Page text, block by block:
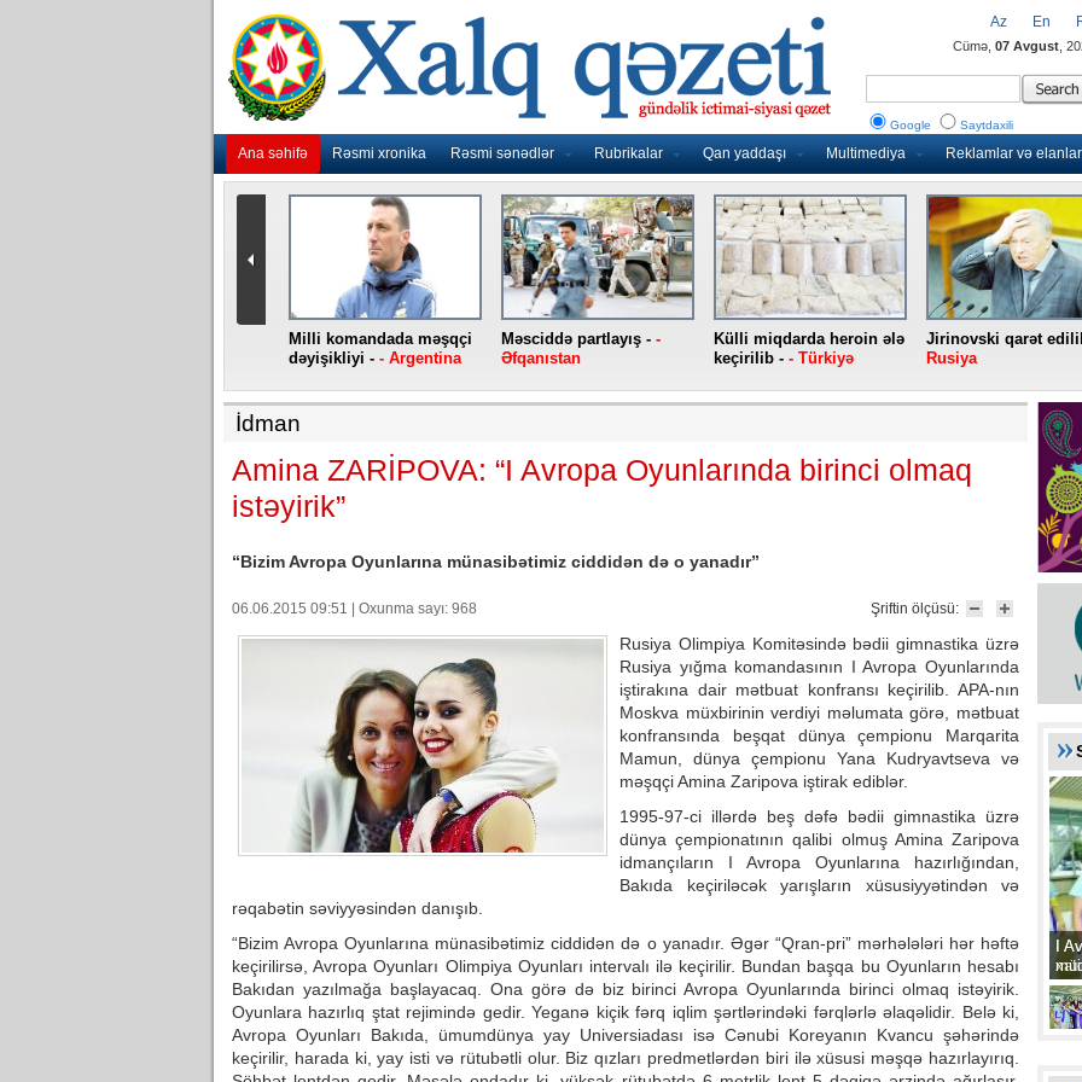
Ana səhifə Rəsmi xronika Rəsmi sənədlər Rubrikalar Qan yaddaşı Multimediya Reklamlar və elanlar
Az En
Cümə, 07 Avgust ,
Google Saytdaxili
Milli komandada məşqçi
dəyişikliyi - - Argentina
Məsciddə partlayış - -
Əfqanıstan
Külli miqdarda heroin ələ
keçirilib - - Türkiyə
Jirinovski qarət
Rusiya
İdman
Amina ZARİPOVA: “I Avropa Oyunlarında birinci olmaq
istəyirik”
“Bizim Avropa Oyunlarına münasibətimiz ciddidən də o yanadır”
Şriftin ölçüsü:
06.06.2015 09:51 | Oxunma sayı: 968
Rusiya Olimpiya Komitəsində bədii gimnastika üzrə
Rusiya yığma komandasının I Avropa Oyunlarında
iştirakına dair mətbuat konfransı keçirilib. APA-nın
Moskva müxbirinin verdiyi məlumata görə, mətbuat
konfransında beşqat dünya çempionu Marqarita
Mamun, dünya çempionu Yana Kudryavtseva və
məşqçi Amina Zaripova iştirak ediblər.
1995-97-ci illərdə beş dəfə bədii gimnastika üzrə
dünya çempionatının qalibi olmuş Amina Zaripova
idmançıların I Avropa Oyunlarına hazırlığından,
Bakıda keçiriləcək yarışların xüsusiyyətindən və
rəqabətin səviyyəsindən danışıb.
“Bizim Avropa Oyunlarına münasibətimiz ciddidən də o yanadır. Əgər “Qran-pri” mərhələləri hər həftə
keçirilirsə, Avropa Oyunları Olimpiya Oyunları intervalı ilə keçirilir. Bundan başqa bu Oyunların hesabı
Bakıdan yazılmağa başlayacaq. Ona görə də biz birinci Avropa Oyunlarında birinci olmaq istəyirik.
Oyunlara hazırlıq ştat rejimində gedir. Yeganə kiçik fərq iqlim şərtlərindəki fərqlərlə əlaqəlidir. Belə ki,
Avropa Oyunları Bakıda, ümumdünya yay Universiadası isə Cənubi Koreyanın Kvancu şəhərində
keçirilir, harada ki, yay isti və rütubətli olur. Biz qızları predmetlərdən biri ilə xüsusi məşqə hazırlayırıq.
II